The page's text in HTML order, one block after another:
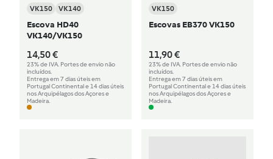
VK150 VK140
Escova HD40
VK140/VK150
14,50 €
23% de IVA. Portes de envio não
incluídos.
Entrega em 7 dias úteis em
Portugal Continental e 14 dias úteis
nos Arquipélagos dos Açores e
Madeira.
VK150
Escovas EB370 VK150
11,90 €
23% de IVA. Portes de envio não
incluídos.
Entrega em 7 dias úteis em
Portugal Continental e 14 dias úteis
nos Arquipélagos dos Açores e
Madeira.